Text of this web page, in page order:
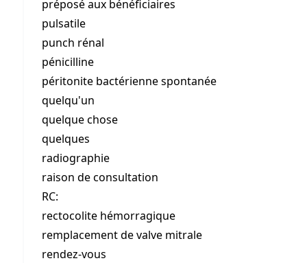
préposé aux bénéficiaires
pulsatile
punch rénal
pénicilline
péritonite bactérienne spontanée
quelqu'un
quelque chose
quelques
radiographie
raison de consultation
RC:
rectocolite hémorragique
remplacement de valve mitrale
rendez-vous